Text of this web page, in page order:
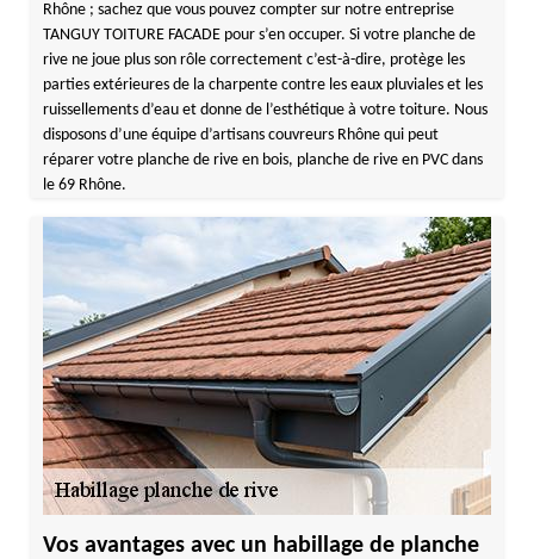
Rhône ; sachez que vous pouvez compter sur notre entreprise
TANGUY TOITURE FACADE pour s’en occuper. Si votre planche de
rive ne joue plus son rôle correctement c’est-à-dire, protège les
parties extérieures de la charpente contre les eaux pluviales et les
ruissellements d’eau et donne de l’esthétique à votre toiture. Nous
disposons d’une équipe d’artisans couvreurs Rhône qui peut
réparer votre planche de rive en bois, planche de rive en PVC dans
le 69 Rhône.
Vos avantages avec un habillage de planche